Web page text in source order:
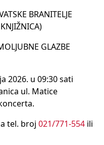
BRANITELJE
GLAZBE
2026. u 09:30 sati
ul. Matice
tel. broj 021/771-554 ili